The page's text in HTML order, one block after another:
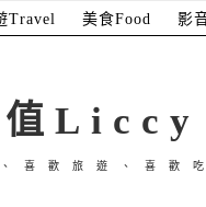
Travel 美食Food 影
值Liccy
、喜歡旅遊、喜